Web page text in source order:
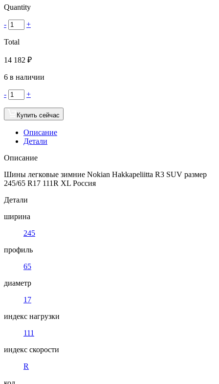
Quantity
- +
Total
14 182 ₽
6 в наличии
- +
Купить сейчас
Описание
Детали
Описание
Шины легковые зимние Nokian Hakkapeliitta R3 SUV размер
245/65 R17 111R XL Россия
Детали
ширина
245
профиль
65
диаметр
17
индекс нагрузки
111
индекс скорости
R